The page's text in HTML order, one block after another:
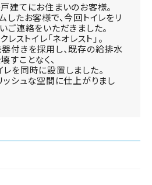
建てにお住まいのお客様。
したお客様で、今回トイレをリ
ご連絡をいただきました。
ストイレ「ネオレスト」。
付きを採用し、既存の給排水
すことなく、
を同時に設置しました。
ッシュな空間に仕上がりまし